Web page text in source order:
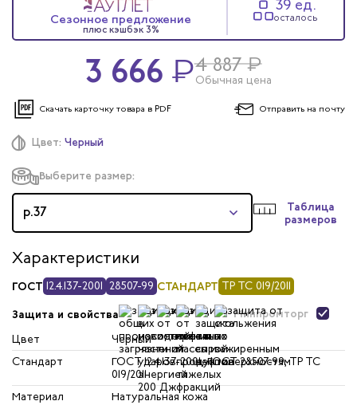
Цвет: Черный
Выберите размер:
р.37
Таблица
размеров
Характеристики
ГОСТ 12.4.137-2001 28507-99 СТАНДАРТ ТР ТС 019/2011
Защита и свойства Минпромторг
Цвет
Черный
Стандарт
ГОСТ 12.4.137-2001, ГОСТ 28507-99, ТР ТС
019/2011
Материал
Натуральная кожа
Сезонное предложение
плюс кэшбэк 3%
39 ед.
осталось
3 666 ₽4 887₽
Обычная цена
Скачать карточку товара в PDF Отправить на почту